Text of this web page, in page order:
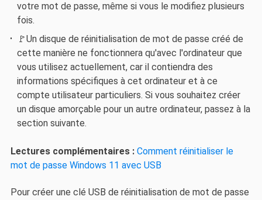
votre mot de passe, même si vous le modifiez plusieurs
fois.
🚩Un disque de réinitialisation de mot de passe créé de
cette manière ne fonctionnera qu'avec l'ordinateur que
vous utilisez actuellement, car il contiendra des
informations spécifiques à cet ordinateur et à ce
compte utilisateur particuliers. Si vous souhaitez créer
un disque amorçable pour un autre ordinateur, passez à la
section suivante.
Lectures complémentaires : Comment réinitialiser le
mot de passe Windows 11 avec USB
Pour créer une clé USB de réinitialisation de mot de passe